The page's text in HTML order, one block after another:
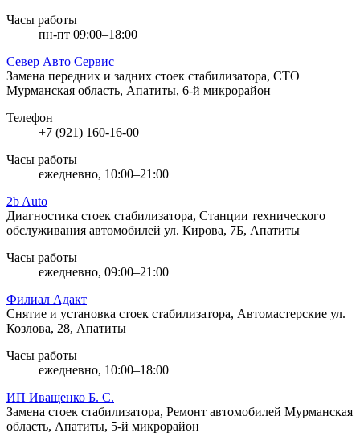
Часы работы
пн-пт 09:00–18:00
Север Авто Сервис
Замена передних и задних стоек стабилизатора, СТО
Мурманская область, Апатиты, 6-й микрорайон
Телефон
+7 (921) 160-16-00
Часы работы
ежедневно, 10:00–21:00
2b Auto
Диагностика стоек стабилизатора, Станции технического
обслуживания автомобилей ул. Кирова, 7Б, Апатиты
Часы работы
ежедневно, 09:00–21:00
Филиал Адакт
Снятие и установка стоек стабилизатора, Автомастерские ул.
Козлова, 28, Апатиты
Часы работы
ежедневно, 10:00–18:00
ИП Иващенко Б. С.
Замена стоек стабилизатора, Ремонт автомобилей Мурманская
область, Апатиты, 5-й микрорайон